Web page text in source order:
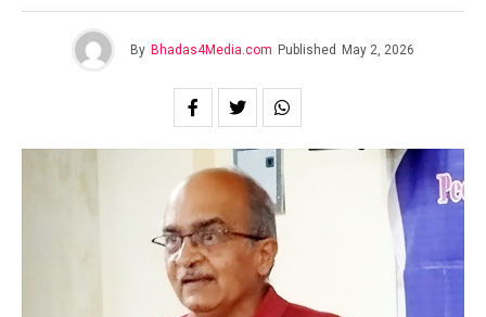
By Bhadas4Media.com Published May 2, 2026